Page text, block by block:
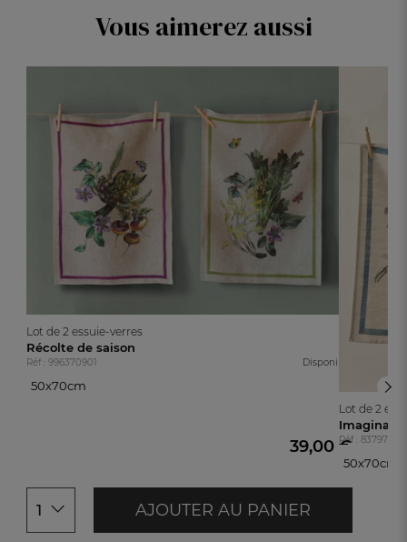
Vous aimerez aussi
Lot de 2 essuie-verres
Récolte de saison
Réf : 996370901 Disponible
50x70cm
39,00 €
1 AJOUTER AU PANIER
Lot de 2
Imaginaire
Réf :
50x70cm